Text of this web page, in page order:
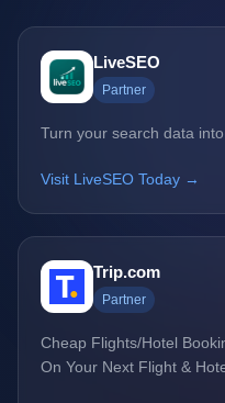
LiveSEO
Partner
Turn your search data
Visit LiveSEO Today →
Trip.com
Partner
Cheap Flights/Hotel
On Your Next Flight &